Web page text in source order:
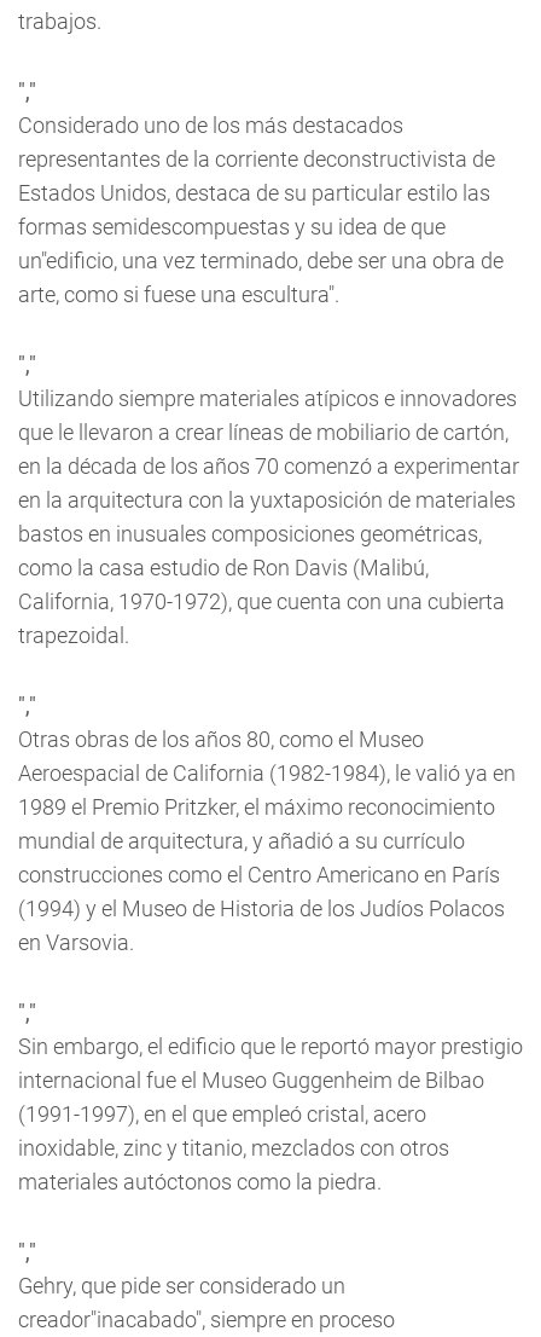
trabajos.
","
Considerado uno de los más destacados
representantes de la corriente deconstructivista de
Estados Unidos, destaca de su particular estilo las
formas semidescompuestas y su idea de que
un"edificio, una vez terminado, debe ser una obra de
arte, como si fuese una escultura".
","
Utilizando siempre materiales atípicos e innovadores
que le llevaron a crear líneas de mobiliario de cartón,
en la década de los años 70 comenzó a experimentar
en la arquitectura con la yuxtaposición de materiales
bastos en inusuales composiciones geométricas,
como la casa estudio de Ron Davis (Malibú,
California, 1970-1972), que cuenta con una cubierta
trapezoidal.
","
Otras obras de los años 80, como el Museo
Aeroespacial de California (1982-1984), le valió ya en
1989 el Premio Pritzker, el máximo reconocimiento
mundial de arquitectura, y añadió a su currículo
construcciones como el Centro Americano en París
(1994) y el Museo de Historia de los Judíos Polacos
en Varsovia.
","
Sin embargo, el edificio que le reportó mayor prestigio
internacional fue el Museo Guggenheim de Bilbao
(1991-1997), en el que empleó cristal, acero
inoxidable, zinc y titanio, mezclados con otros
materiales autóctonos como la piedra.
","
Gehry, que pide ser considerado un
creador"inacabado", siempre en proceso